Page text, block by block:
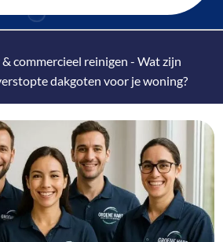
commercieel reinigen -Wat zijn
dakgoten voor je woning?